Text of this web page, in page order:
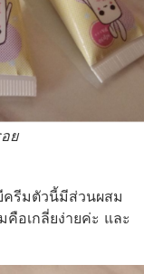
ย
ครีมตัวนี้มีส่วนผสม
อเกลี่ยง่ายค่ะ และ